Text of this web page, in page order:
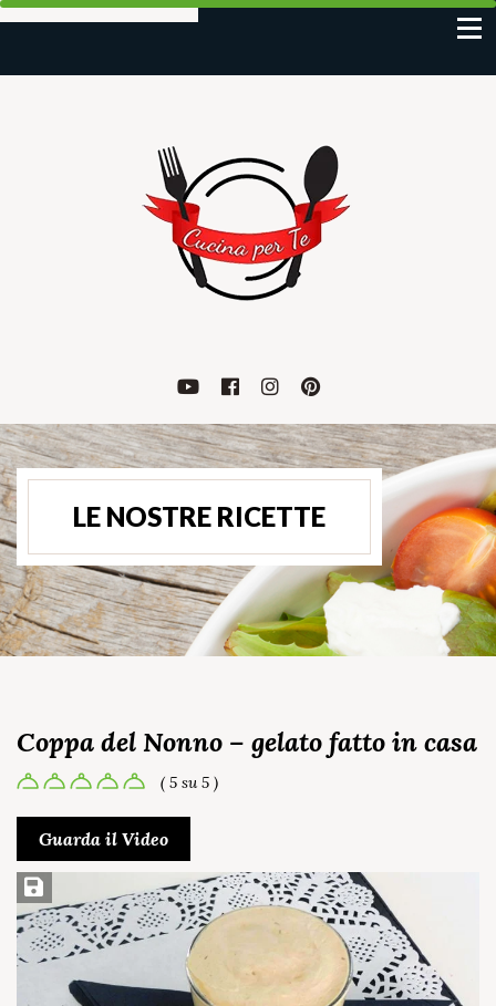
LE NOSTRE RICETTE
Coppa del Nonno – gelato fatto in casa
( 5 su 5 )
Guarda il Video
Salva ricetta